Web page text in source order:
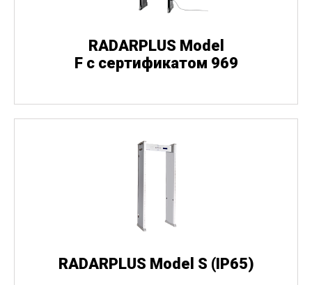
RADARPLUS Model
F с сертификатом 969
RADARPLUS Model S (IP65)